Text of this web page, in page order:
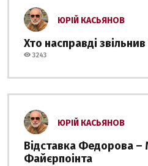
ЮРІЙ КАСЬЯНОВ
Хто насправді
3243
ЮРІЙ КАСЬЯНОВ
Відставка Федорова –
Файєрпоінта